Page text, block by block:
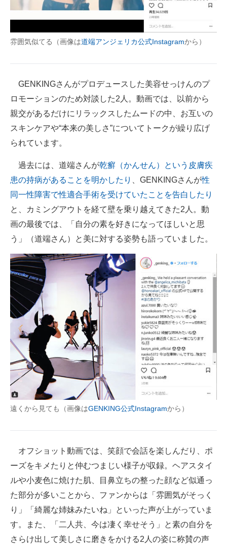
エレクトロニクス専門サイト
エネルギーの専門メディア
雰囲気似てる（画像は道端アンジェリカ公式Instagramから）
GENKINGさんがプロデュースした美容せっけんのプ
ロモーションのため対談した2人。動画では、以前から
親交があるだけにリラックスしたムードの中、お互いの
スキンケアや“本来の美しさ”についてトークが繰り広げ
られています。
過去には、道端さんが乾癬（かんせん）という皮膚疾
患の持病があることを明かしたり
、GENKINGさんが性
同一性障害で性適合手術を受けていたことを告白したり
と、カミングアウトを経て壁を乗り越えてきた2人。動
画の最後では、「自分の素を好きになってほしいと思
う」（道端さん）と美に対する姿勢も語っていました。
遠くから見ても（画像はGENKING公式Instagramから）
オフショット動画では、笑顔で会話を楽しんだり、ポ
ーズをキメたりと仲むつまじい様子が収録。ヘアスタイ
ルや小麦色に焼けた肌、目鼻立ちの整った顔など似通っ
た部分が多いことから、ファンからは「雰囲気がそっく
り」「綺麗な姉妹みたいね」といった声が上がっていま
す。また、「二人共、今は凄く幸せそう」と素の自分を
さらけ出して美しさに磨きをかける2人の姿に称賛の声